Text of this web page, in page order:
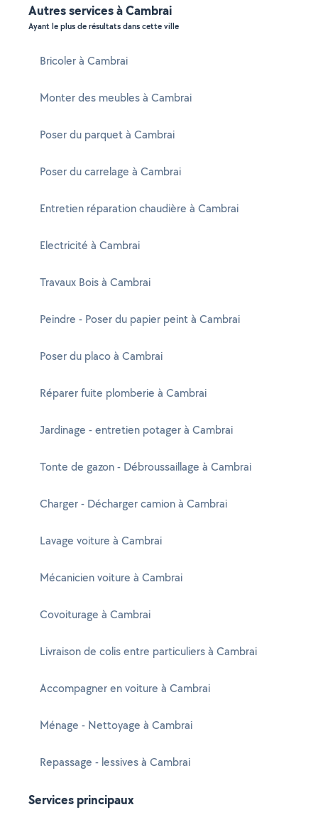
Autres services à Cambrai
Ayant le plus de résultats dans cette ville
Bricoler à Cambrai
Monter des meubles à Cambrai
Poser du parquet à Cambrai
Poser du carrelage à Cambrai
Entretien réparation chaudière à Cambrai
Electricité à Cambrai
Travaux Bois à Cambrai
Peindre - Poser du papier peint à Cambrai
Poser du placo à Cambrai
Réparer fuite plomberie à Cambrai
Jardinage - entretien potager à Cambrai
Tonte de gazon - Débroussaillage à Cambrai
Charger - Décharger camion à Cambrai
Lavage voiture à Cambrai
Mécanicien voiture à Cambrai
Covoiturage à Cambrai
Livraison de colis entre particuliers à Cambrai
Accompagner en voiture à Cambrai
Ménage - Nettoyage à Cambrai
Repassage - lessives à Cambrai
Services principaux